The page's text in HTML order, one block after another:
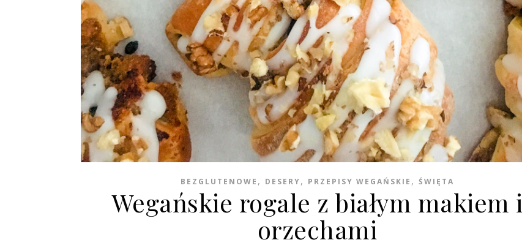
BEZGLUTENOWE , DESERY, PRZEPISY WEGAŃSKIE , ŚWIĘTA
Wegańskie rogale z białym makiem i
orzechami